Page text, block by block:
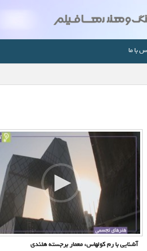
با ما
آشنایی با رم کولهاس، معمار برجسته هلندی